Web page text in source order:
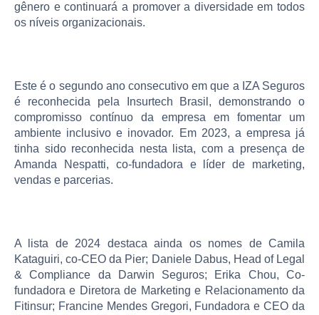
gênero e continuará a promover a diversidade em todos
os níveis organizacionais.
Este é o segundo ano consecutivo em que a IZA Seguros
é reconhecida pela Insurtech Brasil, demonstrando o
compromisso contínuo da empresa em fomentar um
ambiente inclusivo e inovador. Em 2023, a empresa já
tinha sido reconhecida nesta lista, com a presença de
Amanda Nespatti, co-fundadora e líder de marketing,
vendas e parcerias.
A lista de 2024 destaca ainda os nomes de Camila
Kataguiri, co-CEO da Pier; Daniele Dabus, Head of Legal
& Compliance da Darwin Seguros; Erika Chou, Co-
fundadora e Diretora de Marketing e Relacionamento da
Fitinsur; Francine Mendes Gregori, Fundadora e CEO da